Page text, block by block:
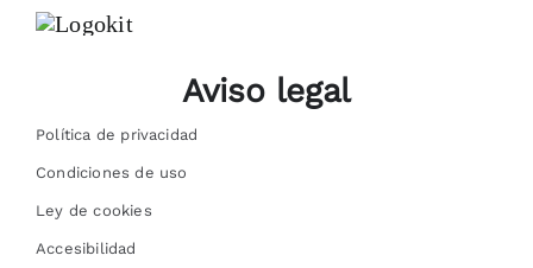
Aviso legal
Política de privacidad
Condiciones de uso
Ley de cookies
Accesibilidad